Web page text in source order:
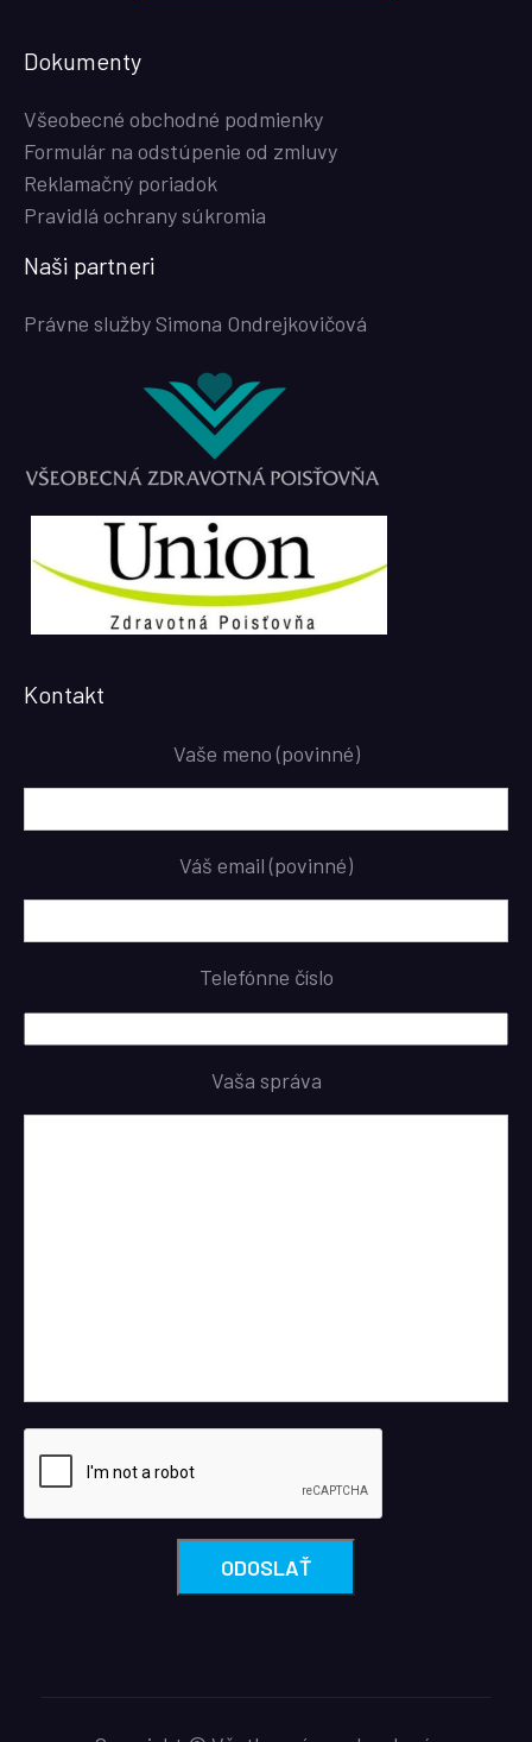
Dokumenty
Všeobecné obchodné podmienky
Formulár na odstúpenie od zmluvy
Reklamačný poriadok
Pravidlá ochrany súkromia
Naši partneri
Právne služby Simona Ondrejkovičová
Kontakt
Vaše meno (povinné)
Váš email (povinné)
Telefónne číslo
Vaša správa